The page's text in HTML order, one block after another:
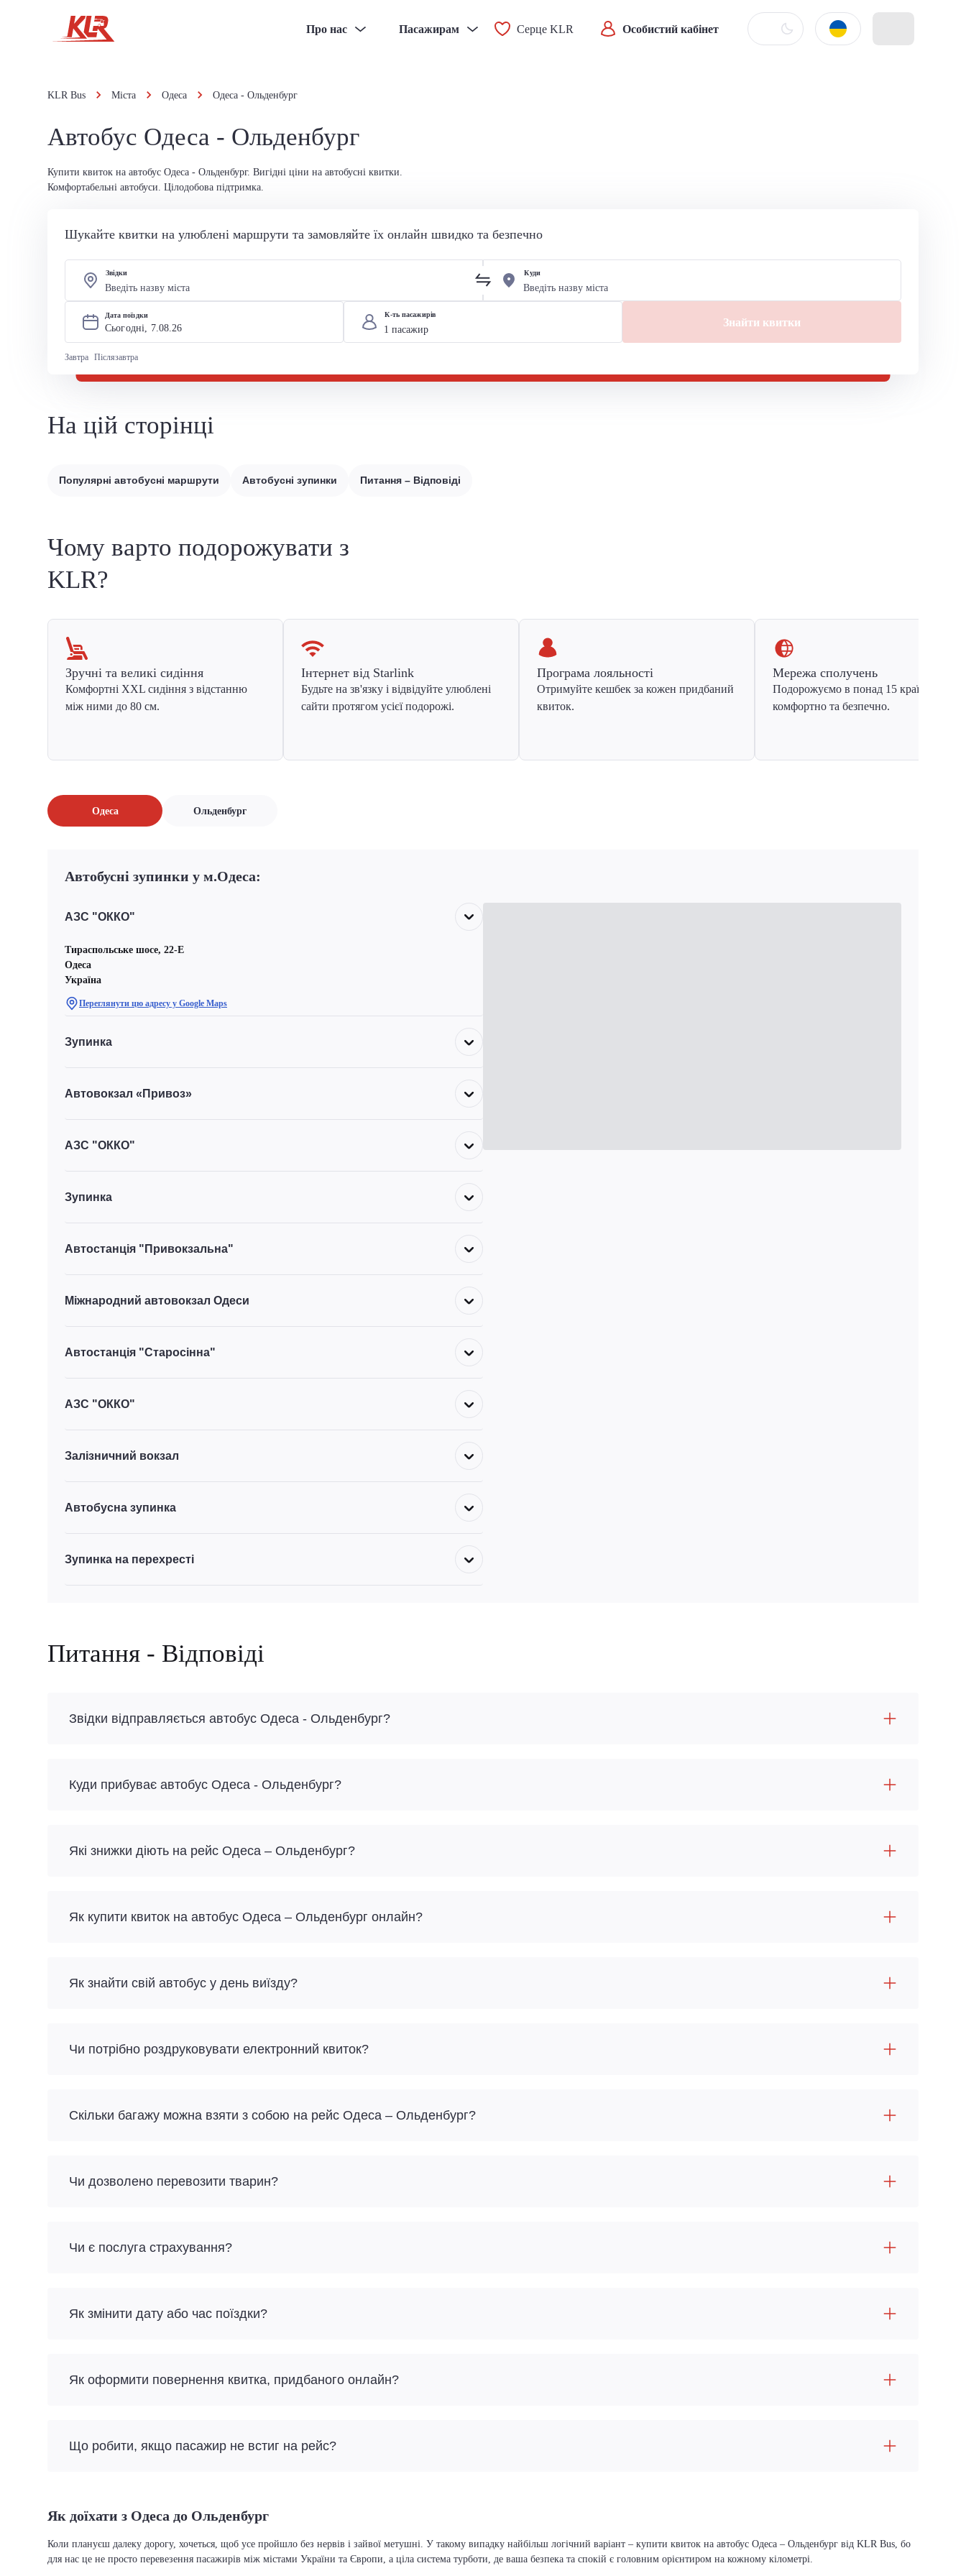
Про нас Пасажирам Серце KLR Особистий кабінет
KLR Bus Міста Одеса Одеса - Ольденбург
Автобус Одеса - Ольденбург
Купити квиток на автобус Одеса - Ольденбург. Вигідні ціни на автобусні квитки.
Комфортабельні автобуси. Цілодобова підтримка.
Шукайте квитки на улюблені маршрути та замовляйте їх онлайн швидко та безпечно
Звідки Куди
Дата поїздки
Сьогодні, 7.08.26
Завтра Післязавтра
К-ть пасажирів
Знайти квитки
На цій сторінці
Популярні автобусні маршрути Автобусні зупинки Питання – Відповіді
Чому варто подорожувати з
KLR?
Зручні та великі сидіння
Комфортні XXL сидіння з відстанню
між ними до 80 см.
Інтернет від Starlink
Будьте на зв'язку і відвідуйте улюблені
сайти протягом усієї подорожі.
Програма лояльності
Отримуйте кешбек за кожен придбаний
квиток.
Мережа сполучень
Подорожуємо в понад 15 країн Європи
комфортно та безпечно.
Одеса Ольденбург
Автобусні зупинки у м.Одеса:
АЗС "ОККО"
Тираспольське шосе, 22-Е
Одеса
Україна
Переглянути цю адресу у Google Maps
Зупинка
Автовокзал «Привоз»
АЗС "ОККО"
Зупинка
Автостанція "Привокзальна"
Міжнародний автовокзал Одеси
Автостанція "Старосінна"
АЗС "ОККО"
Залізничний вокзал
Автобусна зупинка
Зупинка на перехресті
Питання - Відповіді
Звідки відправляється автобус Одеса - Ольденбург?
Куди прибуває автобус Одеса - Ольденбург?
Які знижки діють на рейс Одеса – Ольденбург?
Як купити квиток на автобус Одеса – Ольденбург онлайн?
Як знайти свій автобус у день виїзду?
Чи потрібно роздруковувати електронний квиток?
Скільки багажу можна взяти з собою на рейс Одеса – Ольденбург?
Чи дозволено перевозити тварин?
Чи є послуга страхування?
Як змінити дату або час поїздки?
Як оформити повернення квитка, придбаного онлайн?
Що робити, якщо пасажир не встиг на рейс?
Як доїхати з Одеса до Ольденбург
Коли плануєш далеку дорогу, хочеться, щоб усе пройшло без нервів і зайвої метушні. У такому випадку найбільш логічний варіант – купити квиток на автобус Одеса – Ольденбург від KLR Bus, бо
для нас це не просто перевезення пасажирів між містами України та Європи, а ціла система турботи, де ваша безпека та спокій є головним орієнтиром на кожному кілометрі.